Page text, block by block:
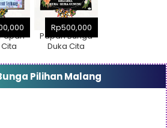
Papan Bunga
Duka Cita
(2,5x1,5m)
Rp500,000
Pilihan Malang